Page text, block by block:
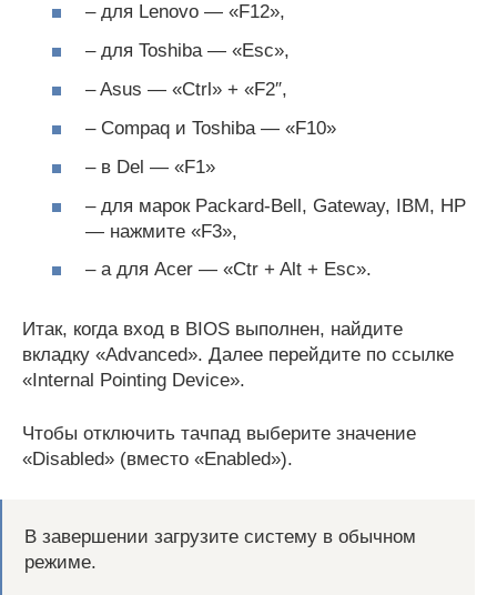
– для Lenovo — «F12»,
– для Toshiba — «Esc»,
– Asus — «Ctrl» + «F2″,
– Compaq и Toshiba — «F10»
– в Del — «F1»
– для марок Packard-Bell, Gateway, IBM, HP
— нажмите «F3»,
– а для Acer — «Ctr + Alt + Esc».
Итак, когда вход в BIOS выполнен, найдите
вкладку «Advanced». Далее перейдите по ссылке
«Internal Pointing Device».
Чтобы отключить тачпад выберите значение
«Disabled» (вместо «Enabled»).
В завершении загрузите систему в обычном
режиме.